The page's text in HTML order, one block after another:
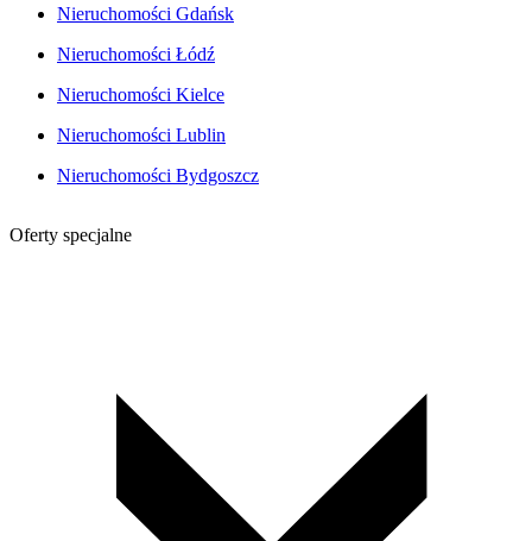
Nieruchomości Gdańsk
Nieruchomości Łódź
Nieruchomości Kielce
Nieruchomości Lublin
Nieruchomości Bydgoszcz
Oferty specjalne